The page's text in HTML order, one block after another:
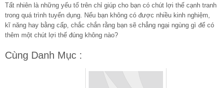
Tất nhiên là những yếu tố trên chỉ giúp cho bạn có chút lợi thế cạnh tranh
trong quá trình tuyển dụng. Nếu bạn không có được nhiều kinh nghiệm,
kĩ năng hay bằng cấp, chắc chắn rằng bạn sẽ chẳng ngại ngùng gì để có
thêm một chút lợi thế đúng không nào?
Cùng Danh Mục :